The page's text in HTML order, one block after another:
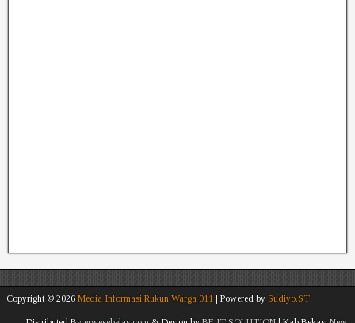
Copyright © 2026 Media Informasi Rukun Warga 011 | Powered by Sudiyo.ST